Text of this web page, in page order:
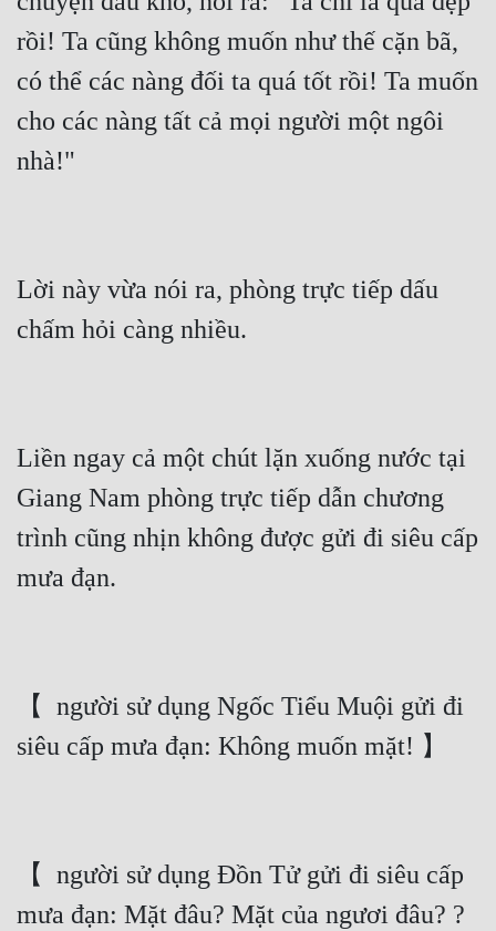
rồi! Ta cũng không muốn như thế cặn bã,
có thể các nàng đối ta quá tốt rồi! Ta muốn
cho các nàng tất cả mọi người một ngôi
nhà!"
Lời này vừa nói ra, phòng trực tiếp dấu
chấm hỏi càng nhiều.
Liền ngay cả một chút lặn xuống nước tại
Giang Nam phòng trực tiếp dẫn chương
trình cũng nhịn không được gửi đi siêu cấp
mưa đạn.
【  người sử dụng Ngốc Tiểu Muội gửi đi
siêu cấp mưa đạn: Không muốn mặt! 】
【  người sử dụng Đồn Tử gửi đi siêu cấp
mưa đạn: Mặt đâu? Mặt của ngươi đâu? ?